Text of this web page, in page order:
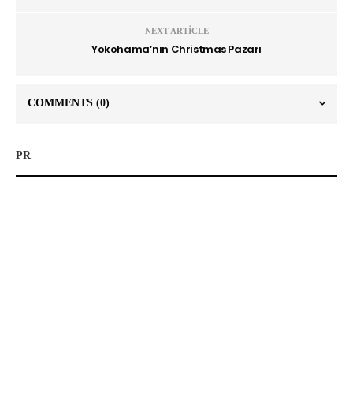
NEXT ARTICLE
Yokohama’nın Christmas Pazarı
COMMENTS (0)
PR